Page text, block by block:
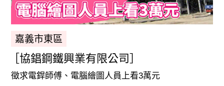
嘉義市東區
［協錩鋼鐵興業有限公司］
徵求電銲師傅、電腦繪圖人員上看3萬元